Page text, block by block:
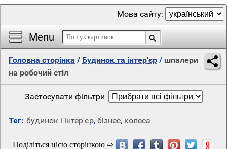
Menu
Мова сайту:
Головна сторінка / Будинок та інтер'єр / шпалери
на робочий стіл
Застосувати фільтри
Тег: будинок і інтер'єр, бізнес, колеса